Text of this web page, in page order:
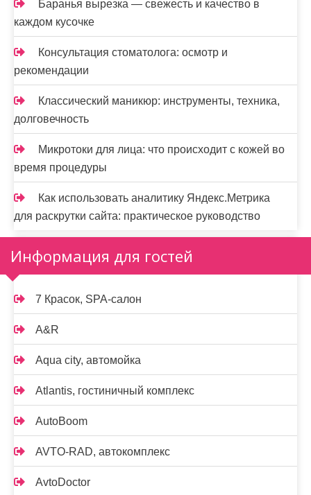
Баранья вырезка — свежесть и качество в
каждом кусочке
Консультация стоматолога: осмотр и
рекомендации
Классический маникюр: инструменты, техника,
долговечность
Микротоки для лица: что происходит с кожей во
время процедуры
Как использовать аналитику Яндекс.Метрика
для раскрутки сайта: практическое руководство
Информация для гостей
7 Красок, SPA-салон
A&R
Aqua city, автомойка
Atlantis, гостиничный комплекс
AutoBoom
AVTO-RAD, автокомплекс
AvtoDoctor